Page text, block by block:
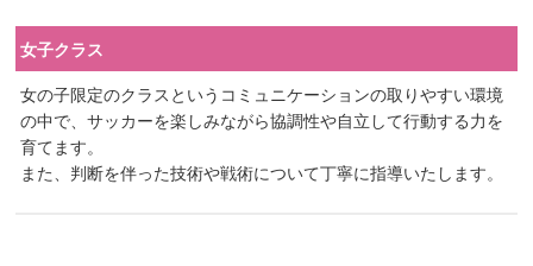
女子クラス
女の子限定のクラスというコミュニケーションの取りやすい環境
の中で、サッカーを楽しみながら協調性や自立して行動する力を
育てます。
また、判断を伴った技術や戦術について丁寧に指導いたします。